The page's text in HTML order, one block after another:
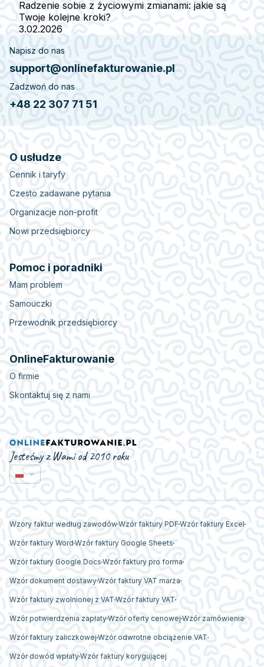
Radzenie sobie z życiowymi zmianami: jakie są
Twoje kolejne kroki?
3.02.2026
Napisz do nas
support@onlinefakturowanie.pl
Zadzwoń do nas
+48 22 307 71 51
O usłudze
Cennik i taryfy
Czesto zadawane pytania
Organizacje non-profit
Nowi przedsiębiorcy
Pomoc i poradniki
Mam problem
Samouczki
Przewodnik przedsiębiorcy
OnlineFakturowanie
O firmie
Skontaktuj się z nami
Jesteśmy z Wami od 2010 roku
Wzory faktur według zawodówWzór faktury PDF Wzór faktury Excel
Wzór faktury Word Wzór faktury Google Sheets
Wzór faktury Google Docs Wzór faktury pro forma
Wzór dokument dostawyWzór faktury VAT marża
Wzór faktury zwolnionej z VAT Wzór faktury VAT
Wzór potwierdzenia zapłatyWzór oferty cenowej Wzór zamówienia
Wzór faktury zaliczkowej Wzór odwrotne obciążenie VAT
Wzór dowód wpłatyWzór faktury korygującej